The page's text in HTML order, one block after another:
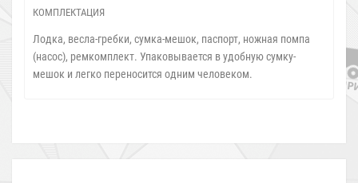
КОМПЛЕКТАЦИЯ
Лодка, весла-гребки, сумка-мешок, паспорт, ножная помпа
(насос), ремкомплект. Упаковывается в удобную сумку-
мешок и легко переносится одним человеком.